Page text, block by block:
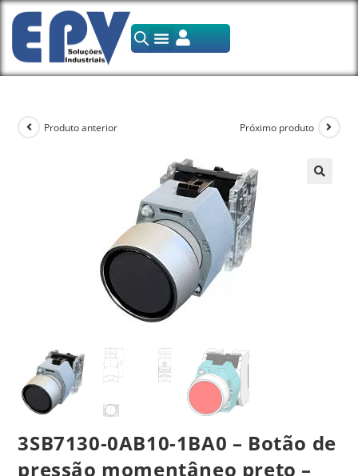
Produto anterior Próximo produto
3SB7130-0AB10-1BA0 – Botão de
pressão momentâneo preto –